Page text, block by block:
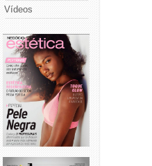
Vídeos